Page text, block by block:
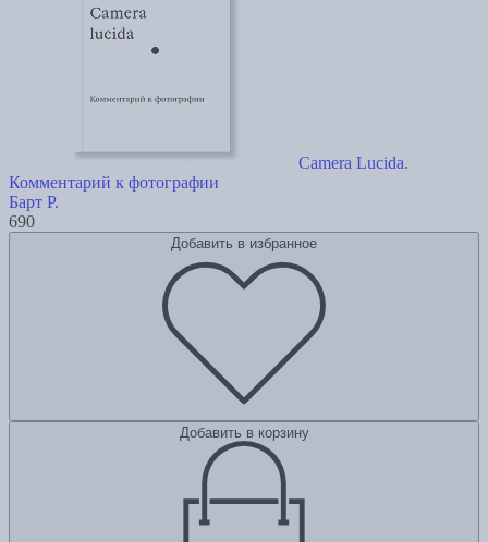
Camera Lucida.
Комментарий к фотографии
Барт Р.
690
Добавить в избранное
Добавить в корзину